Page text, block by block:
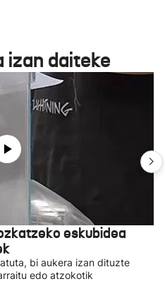
izan daiteke
eskubidea
bi aukera izan dituzte
edo atzokotik